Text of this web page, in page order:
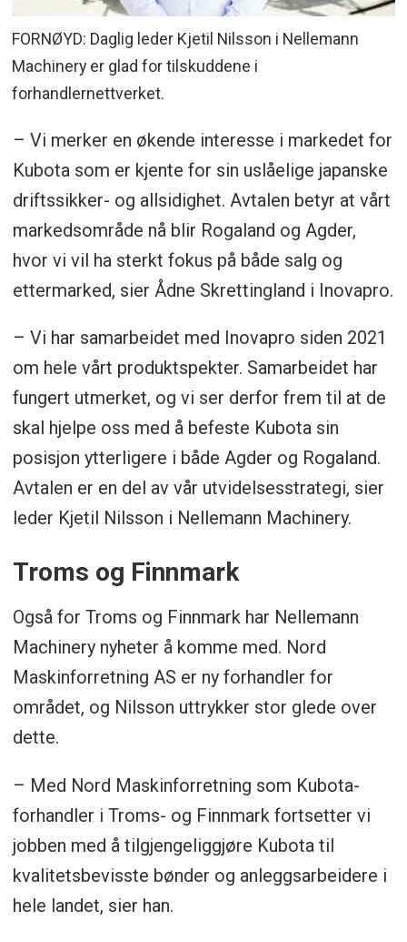
FORNØYD: Daglig leder Kjetil Nilsson i Nellemann
Machinery er glad for tilskuddene i
forhandlernettverket.
– Vi merker en økende interesse i markedet for
Kubota som er kjente for sin uslåelige japanske
driftssikker- og allsidighet. Avtalen betyr at vårt
markedsområde nå blir Rogaland og Agder,
hvor vi vil ha sterkt fokus på både salg og
ettermarked, sier Ådne Skrettingland i Inovapro.
– Vi har samarbeidet med Inovapro siden 2021
om hele vårt produktspekter. Samarbeidet har
fungert utmerket, og vi ser derfor frem til at de
skal hjelpe oss med å befeste Kubota sin
posisjon ytterligere i både Agder og Rogaland.
Avtalen er en del av vår utvidelsesstrategi, sier
leder Kjetil Nilsson i Nellemann Machinery.
Troms og Finnmark
Også for Troms og Finnmark har Nellemann
Machinery nyheter å komme med. Nord
Maskinforretning AS er ny forhandler for
området, og Nilsson uttrykker stor glede over
dette.
– Med Nord Maskinforretning som Kubota-
forhandler i Troms- og Finnmark fortsetter vi
jobben med å tilgjengeliggjøre Kubota til
kvalitetsbevisste bønder og anleggsarbeidere i
hele landet, sier han.